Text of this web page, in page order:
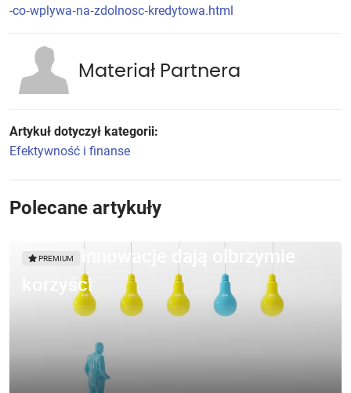
-co‑wplywa‑na‑zdolnosc‑kredytowa.html
Materiał Partnera
Artykuł dotyczył kategorii:
Efektywność i finanse
Polecane artykuły
Proste innowacje dają olbrzymie
korzyści
PREMIUM